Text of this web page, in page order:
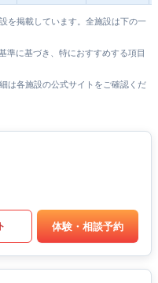
を掲載しています。全施設は下の一
準に基づき、特におすすめする項目
は各施設の公式サイトをご確認くだ
体験・相談予約